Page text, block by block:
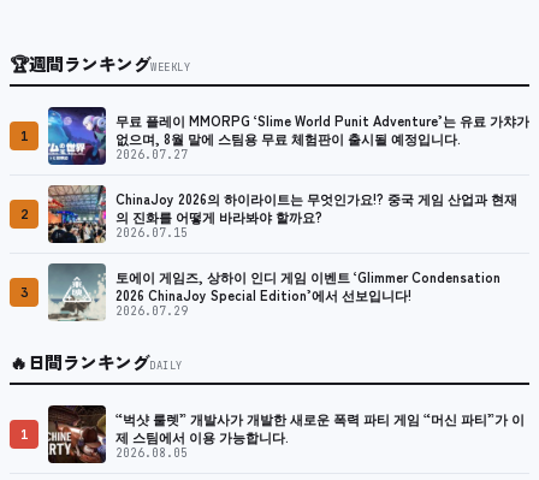
🏆週間ランキングWEEKLY
1
무료 플레이 MMORPG ‘Slime World Punit Adventure’는 유료 가챠가
없으며, 8월 말에 스팀용 무료 체험판이 출시될 예정입니다.
2026.07.27
2
ChinaJoy 2026의 하이라이트는 무엇인가요!? 중국 게임 산업과 현재
의 진화를 어떻게 바라봐야 할까요?
2026.07.15
3
토에이 게임즈, 상하이 인디 게임 이벤트 ‘Glimmer Condensation
2026 ChinaJoy Special Edition’에서 선보입니다!
2026.07.29
🔥日間ランキングDAILY
1
“벅샷 룰렛” 개발사가 개발한 새로운 폭력 파티 게임 “머신 파티”가 이
제 스팀에서 이용 가능합니다.
2026.08.05